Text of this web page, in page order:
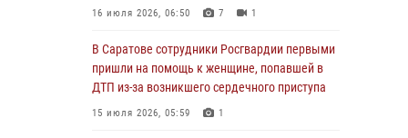
18 июля 2026, 13:37 10 1
В Саратовской области самые лучшие
16 июля 2026, 06:50 7 1
16 июля 2026, 06:50 7 1
В Саратове сотрудники Росгвардии первыми
пришли на помощь к женщине, попавшей в
ДТП из-за возникшего сердечного приступа
15 июля 2026, 05:59 1